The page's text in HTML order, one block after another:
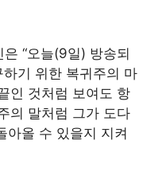
은 “오늘(9일) 방송되
기 위한 복귀주의 마
인 것처럼 보여도 항
의 말처럼 그가 도다
아올 수 있을지 지켜